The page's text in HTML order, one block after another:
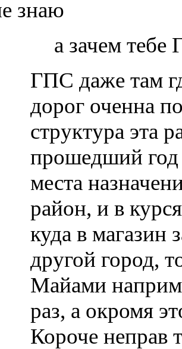
знаю
а зачем тебе
ГПС даже там
дорог оченна
структура эта
прошедший год
места
район, и в
куда в магазин
другой город,
Майами
раз, а окромя
Короче неправ